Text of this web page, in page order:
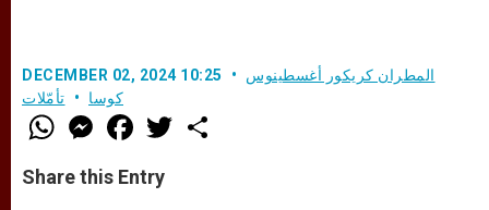
DECEMBER 02, 2024 10:25
المطران كريكور أغسطينوس
كوسا
تأمّلات
W
h
t
s
M
e
s
e
F
a
e
b
w
Share this Entry